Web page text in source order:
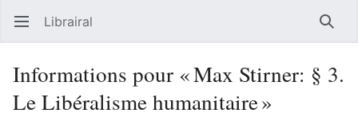
Ouvrir le menu principal Librairal
Informations pour « Max Stirner: § 3.
Le Libéralisme humanitaire »